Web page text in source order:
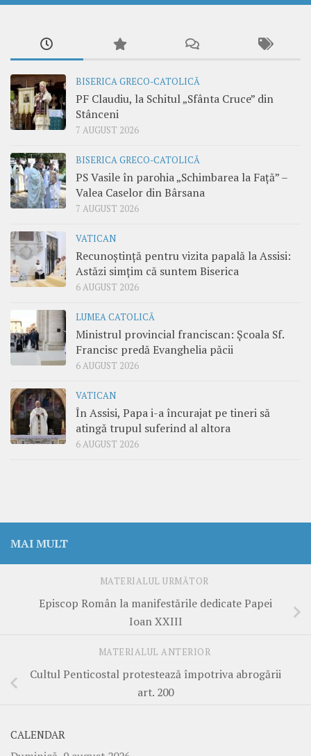
BISERICA GRECO-CATOLICĂ
PF Claudiu, la Schitul „Sfânta Cruce” din
Stânceni
7 AUGUST 2026
BISERICA GRECO-CATOLICĂ
PS Vasile în parohia „Schimbarea la Față” –
Valea Caselor din Bârsana
7 AUGUST 2026
VATICAN
Recunoștință pentru vizita papală la Assisi:
Astăzi simțim că suntem Biserica
6 AUGUST 2026
LUMEA CATOLICĂ
Ministrul provincial franciscan: Școala Sf.
Francisc predă Evanghelia păcii
6 AUGUST 2026
VATICAN
În Assisi, Papa i-a încurajat pe tineri să
atingă trupul suferind al altora
6 AUGUST 2026
MAI MULT
MATERIALUL URMĂTOR
Episcop Român la manifestările dedicate Papei
Ioan XXIII
MATERIALUL ANTERIOR
Cultul Penticostal protestează împotriva abrogării
art. 200
CALENDAR